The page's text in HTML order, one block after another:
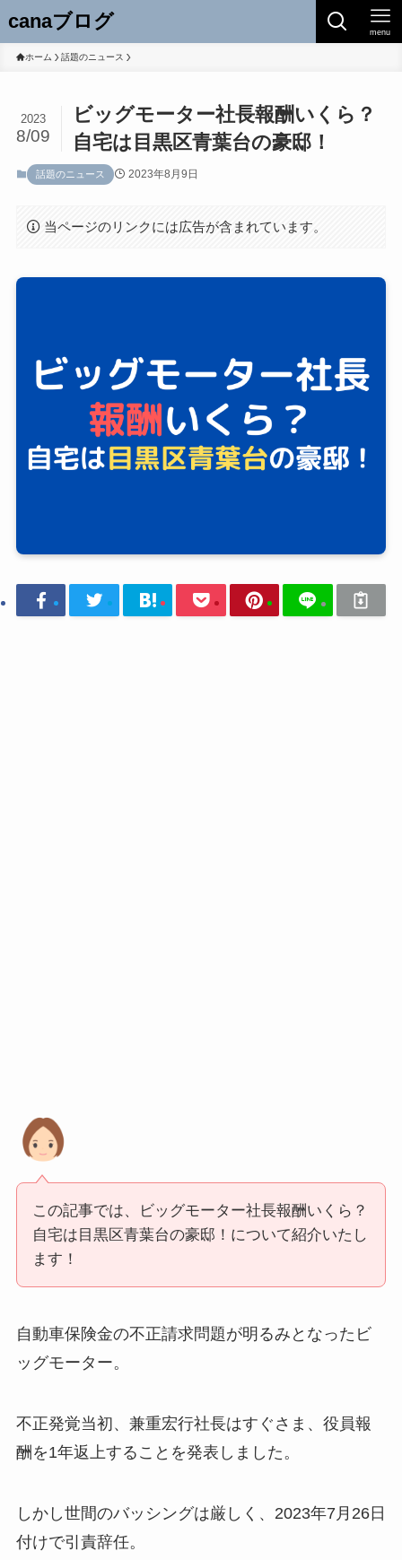
canaブログ menu
ホーム 話題のニュース
ビッグモーター社長報酬いくら？
自宅は目黒区青葉台の豪邸！
2023
8/09
話題のニュース 2023年8月9日
当ページのリンクには広告が含まれています。
この記事では、ビッグモーター社長報酬いくら？
自宅は目黒区青葉台の豪邸！について紹介いたし
ます！
自動車保険金の不正請求問題が明るみとなったビ
ッグモーター。
不正発覚当初、兼重宏行社長はすぐさま、役員報
酬を1年返上することを発表しました。
しかし世間のバッシングは厳しく、2023年7月26日
付けで引責辞任。